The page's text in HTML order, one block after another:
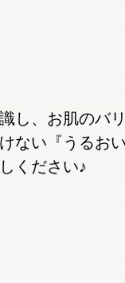
し、お肌のバ
ない『うるお
ください♪